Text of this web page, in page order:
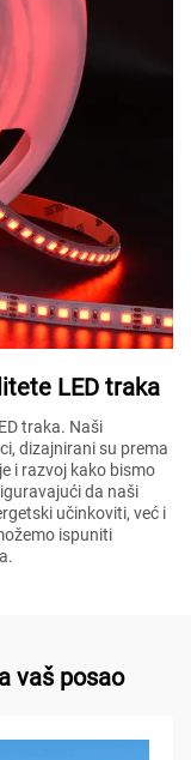
LED traka
traka. Naši
dizajnirani su prema
i razvoj kako bismo
da naši
učinkoviti, već i
ispuniti
vaš posao